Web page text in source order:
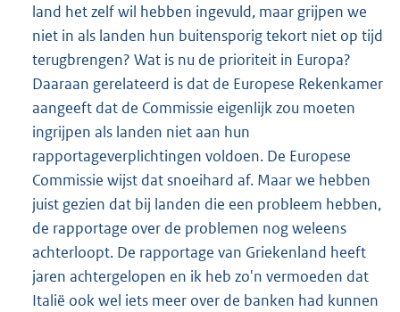
land het zelf wil hebben ingevuld, maar grijpen we
niet in als landen hun buitensporig tekort niet op tijd
terugbrengen? Wat is nu de prioriteit in Europa?
Daaraan gerelateerd is dat de Europese Rekenkamer
aangeeft dat de Commissie eigenlijk zou moeten
ingrijpen als landen niet aan hun
rapportageverplichtingen voldoen. De Europese
Commissie wijst dat snoeihard af. Maar we hebben
juist gezien dat bij landen die een probleem hebben,
de rapportage over de problemen nog weleens
achterloopt. De rapportage van Griekenland heeft
jaren achtergelopen en ik heb zo'n vermoeden dat
Italië ook wel iets meer over de banken had kunnen